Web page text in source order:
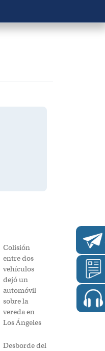
Colisión
entre dos
vehículos
dejó un
automóvil
sobre la
vereda en
Los Ángeles
Desborde del